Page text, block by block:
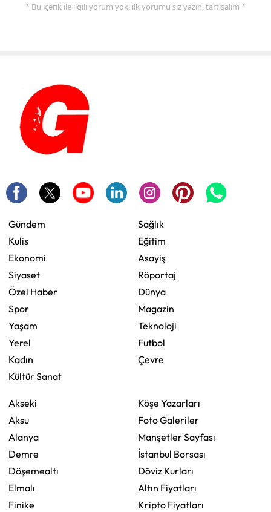
* Bu içerik ile ilgili yorum yok, ilk yorumu siz yazın, tartışalım *
Gündem
Kulis
Ekonomi
Siyaset
Özel Haber
Spor
Yaşam
Yerel
Kadın
Kültür Sanat
Sağlık
Eğitim
Asayiş
Röportaj
Dünya
Magazin
Teknoloji
Futbol
Çevre
Akseki
Aksu
Alanya
Demre
Döşemealtı
Elmalı
Finike
Köşe Yazarları
Foto Galeriler
Manşetler Sayfası
İstanbul Borsası
Döviz Kurları
Altın Fiyatları
Kripto Fiyatları